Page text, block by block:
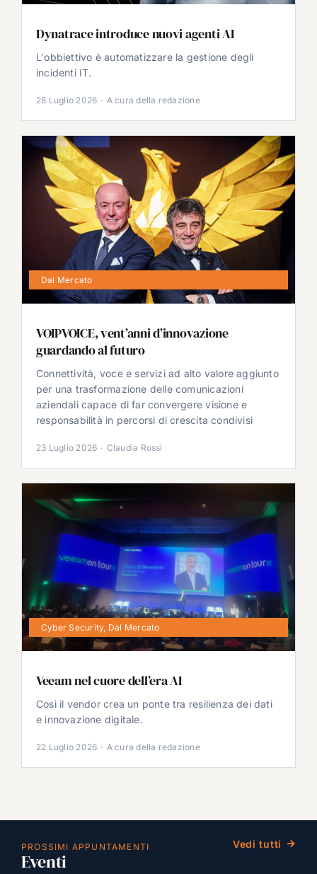
Dynatrace introduce nuovi agenti AI
L'obbiettivo è automatizzare la gestione degli
incidenti IT.
28 Luglio 2026 · A cura della redazione
Dal Mercato
VOIPVOICE, vent’anni d’innovazione
guardando al futuro
Connettività, voce e servizi ad alto valore aggiunto
per una trasformazione delle comunicazioni
aziendali capace di far convergere visione e
responsabilità in percorsi di crescita condivisi
23 Luglio 2026 · Claudia Rossi
Cyber Security, Dal Mercato
Veeam nel cuore dell’era AI
Così il vendor crea un ponte tra resilienza dei dati
e innovazione digitale.
22 Luglio 2026 · A cura della redazione
PROSSIMI APPUNTAMENTI
Eventi
Vedi tutti